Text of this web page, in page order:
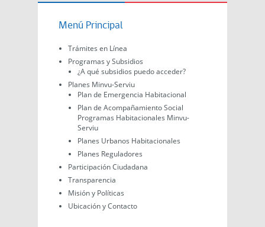
Menú Principal
Trámites en Línea
Programas y Subsidios
¿A qué subsidios puedo acceder?
Planes Minvu-Serviu
Plan de Emergencia Habitacional
Plan de Acompañamiento Social
Programas Habitacionales Minvu-
Serviu
Planes Urbanos Habitacionales
Planes Reguladores
Participación Ciudadana
Transparencia
Misión y Políticas
Ubicación y Contacto